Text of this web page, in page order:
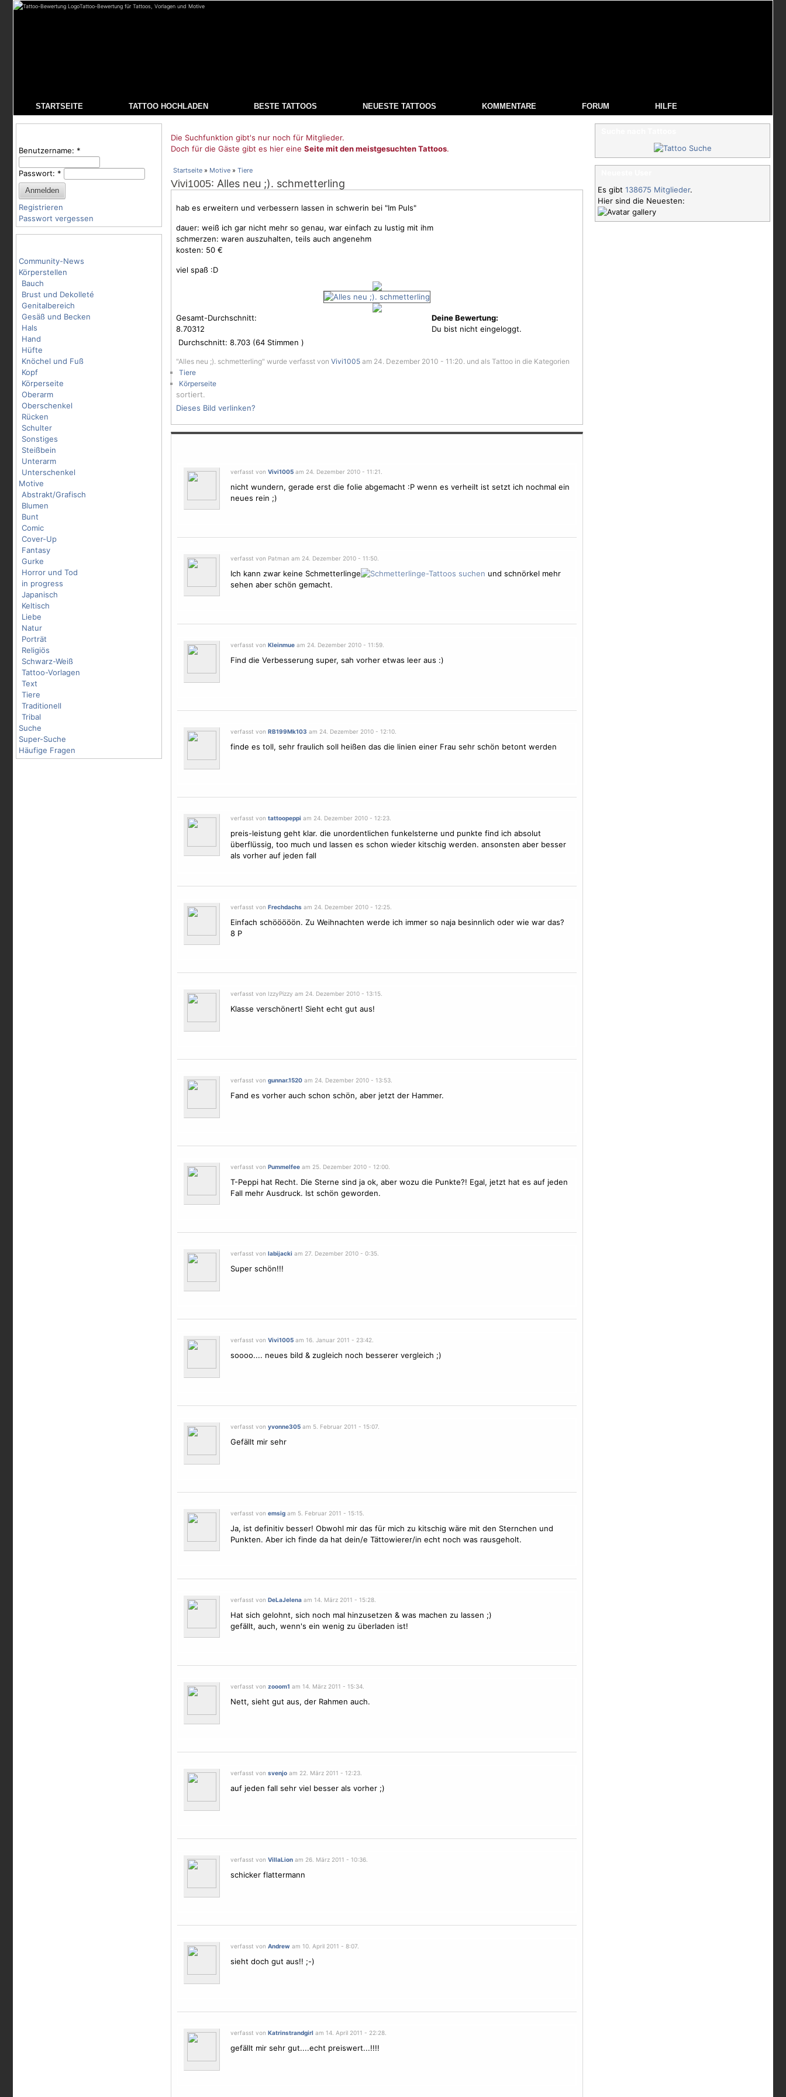
Tattoo-Bewertung für Tattoos, Vorlagen und Motive
STARTSEITE TATTOO HOCHLADEN BESTE TATTOOS NEUESTE TATTOOS KOMMENTARE FORUM HILFE
Benutzername: *
Passwort: *
Registrieren
Passwort vergessen
Community-News
Körperstellen
Bauch
Brust und Dekolleté
Genitalbereich
Gesäß und Becken
Hals
Hand
Hüfte
Knöchel und Fuß
Kopf
Körperseite
Oberarm
Oberschenkel
Rücken
Schulter
Sonstiges
Steißbein
Unterarm
Unterschenkel
Motive
Abstrakt/Grafisch
Blumen
Bunt
Comic
Cover-Up
Fantasy
Gurke
Horror und Tod
in progress
Japanisch
Keltisch
Liebe
Natur
Porträt
Religiös
Schwarz-Weiß
Tattoo-Vorlagen
Text
Tiere
Traditionell
Tribal
Suche
Super-Suche
Häufige Fragen
Die Suchfunktion gibt's nur noch für Mitglieder.
Doch für die Gäste gibt es hier eine Seite mit den meistgesuchten Tattoos.
Startseite » Motive » Tiere
Vivi1005: Alles neu ;). schmetterling
hab es erweitern und verbessern lassen in schwerin bei "Im Puls"
dauer: weiß ich gar nicht mehr so genau, war einfach zu lustig mit ihm
schmerzen: waren auszuhalten, teils auch angenehm
kosten: 50 €
viel spaß :D
Gesamt-Durchschnitt:
8.70312
Durchschnitt: 8.703 (64 Stimmen )
Deine Bewertung:
Du bist nicht eingeloggt.
"Alles neu ;). schmetterling" wurde verfasst von Vivi1005 am 24. Dezember 2010 - 11:20. und als Tattoo in die Kategorien
Tiere
Körperseite
sortiert.
Dieses Bild verlinken?
verfasst von Vivi1005am 24. Dezember 2010 - 11:21.
nicht wundern, gerade erst die folie abgemacht :P wenn es verheilt ist setzt ich nochmal ein
neues rein ;)
verfasst von Patman am 24. Dezember 2010 - 11:50.
Ich kann zwar keine Schmetterlinge
und schnörkel mehr
sehen aber schön gemacht.
verfasst von Kleinmueam 24. Dezember 2010 - 11:59.
Find die Verbesserung super, sah vorher etwas leer aus :)
verfasst von RB199Mk103 am 24. Dezember 2010 - 12:10.
finde es toll, sehr fraulich soll heißen das die linien einer Frau sehr schön betont werden
verfasst von tattoopeppi am 24. Dezember 2010 - 12:23.
preis-leistung geht klar. die unordentlichen funkelsterne und punkte find ich absolut
überflüssig, too much und lassen es schon wieder kitschig werden. ansonsten aber besser
als vorher auf jeden fall
verfasst von Frechdachsam 24. Dezember 2010 - 12:25.
Einfach schööööön. Zu Weihnachten werde ich immer so naja besinnlich oder wie war das?
8 P
verfasst von IzzyPizzy am 24. Dezember 2010 - 13:15.
Klasse verschönert! Sieht echt gut aus!
verfasst von gunnar.1520am 24. Dezember 2010 - 13:53.
Fand es vorher auch schon schön, aber jetzt der Hammer.
verfasst von Pummelfeeam 25. Dezember 2010 - 12:00.
T-Peppi hat Recht. Die Sterne sind ja ok, aber wozu die Punkte?! Egal, jetzt hat es auf jeden
Fall mehr Ausdruck. Ist schön geworden.
verfasst von labijacki am 27. Dezember 2010 - 0:35.
Super schön!!!
verfasst von Vivi1005am 16. Januar 2011 - 23:42.
soooo.... neues bild & zugleich noch besserer vergleich ;)
verfasst von yvonne305am 5. Februar 2011 - 15:07.
Gefällt mir sehr
verfasst von emsigam 5. Februar 2011 - 15:15.
Ja, ist definitiv besser! Obwohl mir das für mich zu kitschig wäre mit den Sternchen und
Punkten. Aber ich finde da hat dein/e Tättowierer/in echt noch was rausgeholt.
verfasst von DeLaJelenaam 14. März 2011 - 15:28.
Hat sich gelohnt, sich noch mal hinzusetzen & was machen zu lassen ;)
gefällt, auch, wenn's ein wenig zu überladen ist!
verfasst von zooom1 am 14. März 2011 - 15:34.
Nett, sieht gut aus, der Rahmen auch.
verfasst von svenjoam 22. März 2011 - 12:23.
auf jeden fall sehr viel besser als vorher ;)
verfasst von VillaLionam 26. März 2011 - 10:36.
schicker flattermann
verfasst von Andrew am 10. April 2011 - 8:07.
sieht doch gut aus!! ;-)
verfasst von Katrinstrandgirl am 14. April 2011 - 22:28.
gefällt mir sehr gut....echt preiswert...!!!!
Es gibt 138675 Mitglieder.
Hier sind die Neuesten: